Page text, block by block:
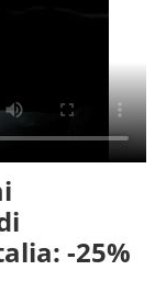
-25%